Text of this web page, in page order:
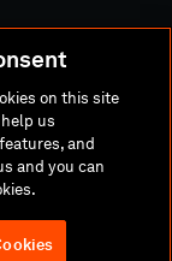
Cookie
on this site
us
and
and you can